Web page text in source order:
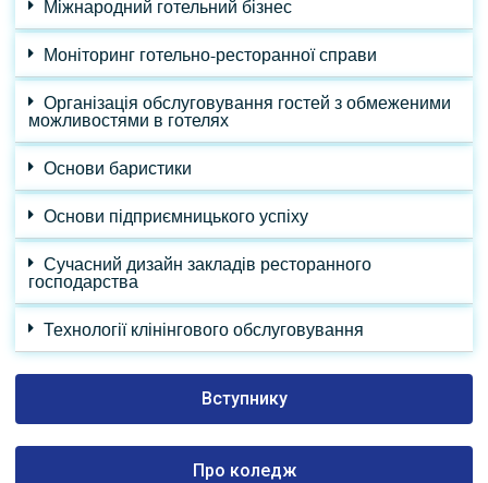
Міжнародний готельний бізнес
Моніторинг готельно-ресторанної справи
Організація обслуговування гостей з обмеженими
можливостями в готелях
Основи баристики
Основи підприємницького успіху
Сучасний дизайн закладів ресторанного
господарства
Технології клінінгового обслуговування
Вступнику
Про коледж